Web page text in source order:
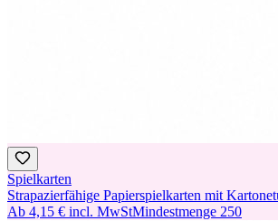
Spielkarten
Strapazierfähige Papierspielkarten mit
Ab 4,15 € incl. MwStMindestmenge 250